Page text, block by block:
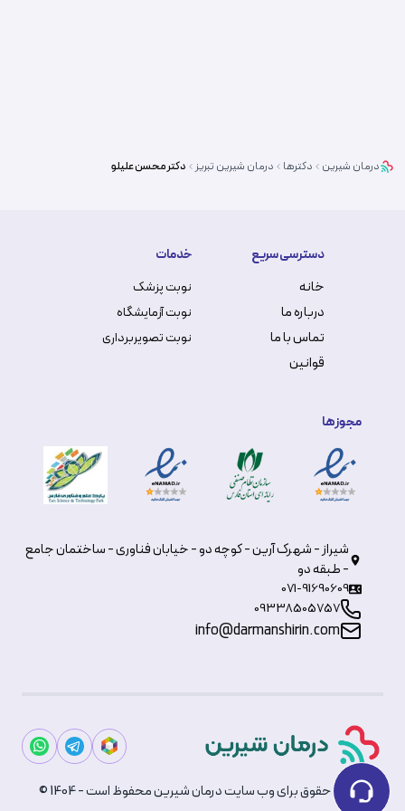
درمان شیرین دکترها درمان شیرین تبریز دکترمحسن علیلو
دسترسی سریع
خانه
درباره ما
تماس با ما
قوانین
خدمات
نوبت پزشک
نوبت آزمایشگاه
نوبت تصویربرداری
مجوزها
شیراز - شهرک آرین - کوچه دو - خیابان فناوری - ساختمان جامع
- طبقه دو
071-91690609
09338505757
info@darmanshirin.com
© تمامی حقوق برای وب سایت درمان شیرین محفوظ است - 1404